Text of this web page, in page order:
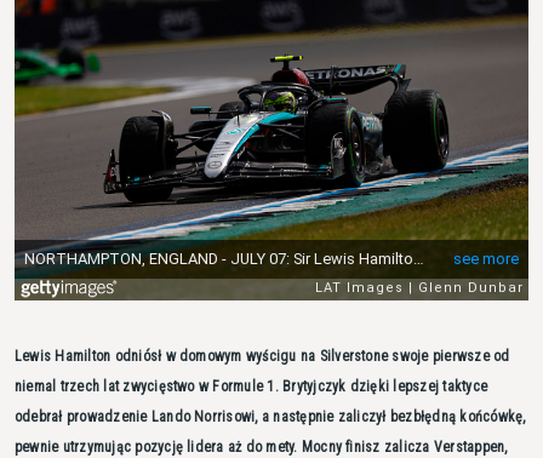
Lewis Hamilton odniósł w domowym wyścigu na Silverstone swoje pierwsze od
niemal trzech lat zwycięstwo w Formule 1. Brytyjczyk dzięki lepszej taktyce
odebrał prowadzenie Lando Norrisowi, a następnie zaliczył bezbłędną końcówkę,
pewnie utrzymując pozycję lidera aż do mety. Mocny finisz zalicza Verstappen,